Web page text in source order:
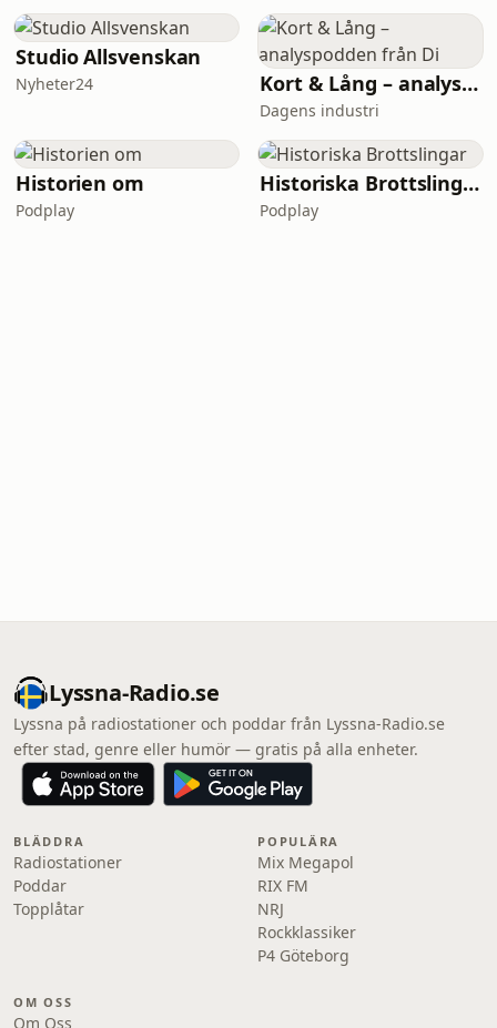
Studio Allsvenskan
Nyheter24 Kort & Lång – analyspodden från Di
Dagens industri
Historien om
Podplay
Historiska Brottslingar
Podplay
Lyssna-Radio.se
Lyssna på radiostationer och poddar från Lyssna-Radio.se
efter stad, genre eller humör — gratis på alla enheter.
BLÄDDRA
Radiostationer
Poddar
Topplåtar
POPULÄRA
Mix Megapol
RIX FM
NRJ
Rockklassiker
P4 Göteborg
OM OSS
Om Oss